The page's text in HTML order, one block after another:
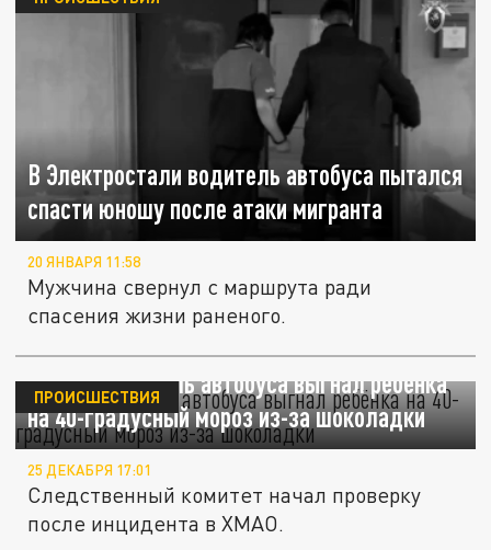
В Электростали водитель автобуса пытался
спасти юношу после атаки мигранта
20 ЯНВАРЯ 11:58
Мужчина свернул с маршрута ради
спасения жизни раненого.
В Югре водитель автобуса выгнал ребёнка
на 40-градусный мороз из-за шоколадки
ПРОИСШЕСТВИЯ
25 ДЕКАБРЯ 17:01
Следственный комитет начал проверку
после инцидента в ХМАО.